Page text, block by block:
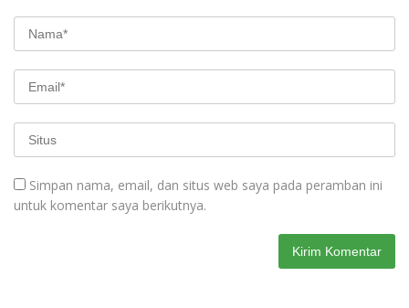
Simpan nama, email, dan situs web saya pada peramban ini
untuk komentar saya berikutnya.